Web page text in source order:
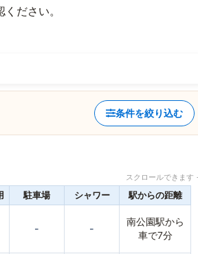
ださい。
条件を絞り込む
スクロールできま
駐車場 シャワー 駅からの距離
- -
南公園駅から
車で7分